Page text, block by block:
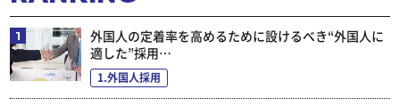
外国人の定着率を高めるために設けるべき“外国人に
適した”採用…
1.外国人採用